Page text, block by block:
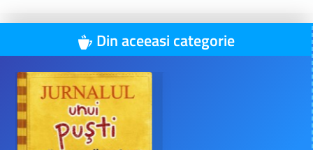
Din aceeasi categorie